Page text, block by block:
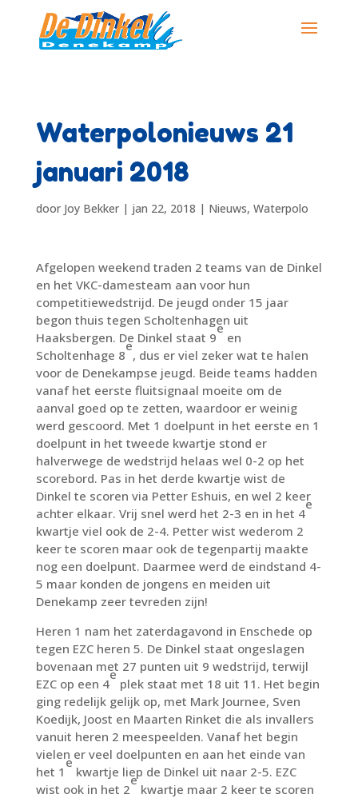
Waterpolonieuws 21
januari 2018
door Joy Bekker| jan 22, 2018 | Nieuws, Waterpolo
Afgelopen weekend traden 2 teams van de Dinkel
en het VKC-damesteam aan voor hun
competitiewedstrijd. De jeugd onder 15 jaar
begon thuis tegen Scholtenhagen uit
Haaksbergen. De Dinkel staat 9
e
en
Scholtenhage 8
e
, dus er viel zeker wat te halen
voor de Denekampse jeugd. Beide teams hadden
vanaf het eerste fluitsignaal moeite om de
aanval goed op te zetten, waardoor er weinig
werd gescoord. Met 1 doelpunt in het eerste en 1
doelpunt in het tweede kwartje stond er
halverwege de wedstrijd helaas wel 0-2 op het
scorebord. Pas in het derde kwartje wist de
Dinkel te scoren via Petter Eshuis, en wel 2 keer
achter elkaar. Vrij snel werd het 2-3 en in het 4
e
kwartje viel ook de 2-4. Petter wist wederom 2
keer te scoren maar ook de tegenpartij maakte
nog een doelpunt. Daarmee werd de eindstand 4-
5 maar konden de jongens en meiden uit
Denekamp zeer tevreden zijn!
Heren 1 nam het zaterdagavond in Enschede op
tegen EZC heren 5. De Dinkel staat ongeslagen
bovenaan met 27 punten uit 9 wedstrijd, terwijl
EZC op een 4
e
plek staat met 18 uit 11. Het begin
ging redelijk gelijk op, met Mark Journee, Sven
Koedijk, Joost en Maarten Rinket die als invallers
vanuit heren 2 meespeelden. Vanaf het begin
vielen er veel doelpunten en aan het einde van
het 1
e
kwartje liep de Dinkel uit naar 2-5. EZC
wist ook in het 2
e
kwartje maar 2 keer te scoren